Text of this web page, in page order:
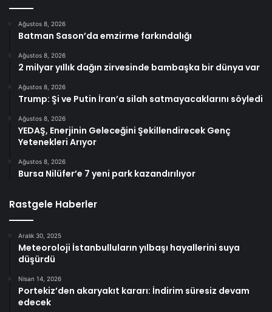
Ağustos 8, 2026
Batman Sason’da emzirme farkındalığı
Ağustos 8, 2026
2 milyar yıllık dağın zirvesinde bambaşka bir dünya var
Ağustos 8, 2026
Trump: Şi ve Putin İran’a silah satmayacaklarını söyledi
Ağustos 8, 2026
YEDAŞ, Enerjinin Geleceğini Şekillendirecek Genç
Yetenekleri Arıyor
Ağustos 8, 2026
Bursa Nilüfer’e 7 yeni park kazandırılıyor
Rastgele Haberler
Aralık 30, 2025
Meteoroloji İstanbulluların yılbaşı hayallerini suya
düşürdü
Nisan 14, 2026
Portekiz’den akaryakıt kararı: İndirim süresiz devam
edecek